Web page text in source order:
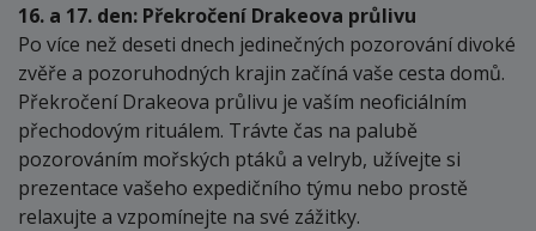
16. a 17. den: Překročení Drakeova průlivu
Po více než deseti dnech jedinečných pozorování divoké
zvěře a pozoruhodných krajin začíná vaše cesta domů.
Překročení Drakeova průlivu je vaším neoficiálním
přechodovým rituálem. Trávte čas na palubě
pozorováním mořských ptáků a velryb, užívejte si
prezentace vašeho expedičního týmu nebo prostě
relaxujte a vzpomínejte na své zážitky.